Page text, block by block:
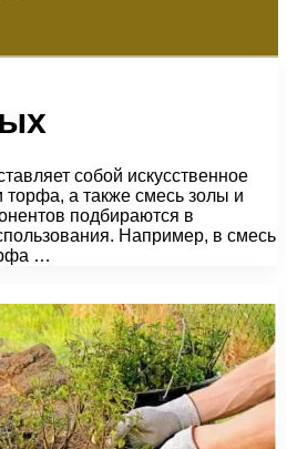
собой искусственное
торфа, а также смесь золы и
подбираются в
Например, в смесь
…